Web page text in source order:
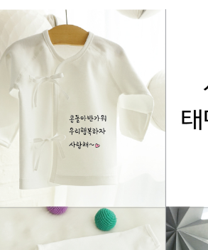
바로가기
바로가기